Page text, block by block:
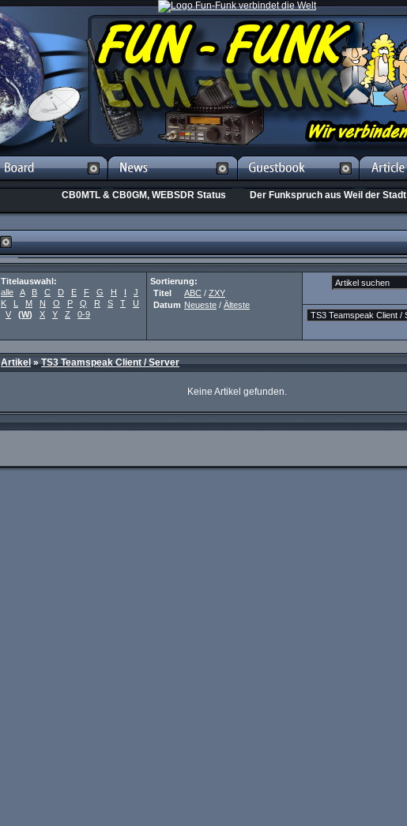
CB0MTL & CB0GM, WEBSDR Status Der Funkspruch aus Weil der Stadt
Titelauswahl:
alle
A B C D E F G H I
J
K
L M N O P Q R S T
U
V
(W) X Y Z 0-9
Sortierung:
Titel
ABC / ZXY
Datum Neueste / Älteste
Artikel» TS3 Teamspeak Client / Server
Keine Artikel gefunden.